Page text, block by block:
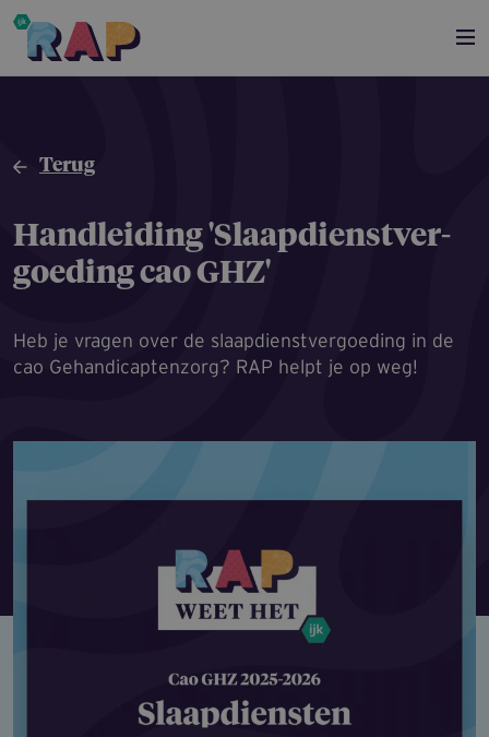
Overslaan en naar de inhoud gaan
Terug
Handleiding 'Slaapdienst­ver­
goe­ding cao GHZ'
Heb je vragen over de slaapdienstvergoeding in de
cao Gehandicaptenzorg? RAP helpt je op weg!